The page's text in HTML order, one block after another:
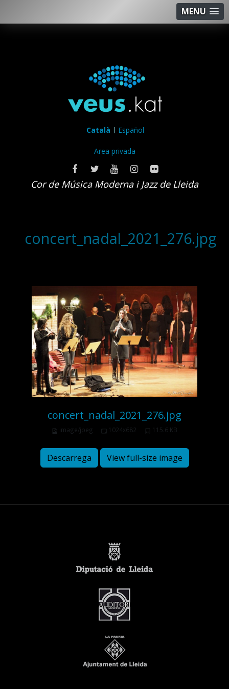
MENU
Català Español
Area privada
Cor de Música Moderna i Jazz de Lleida
concert_nadal_2021_276.jpg
concert_nadal_2021_276.jpg
image/jpeg 1024x682 115.6 KB
Descarrega View full-size image